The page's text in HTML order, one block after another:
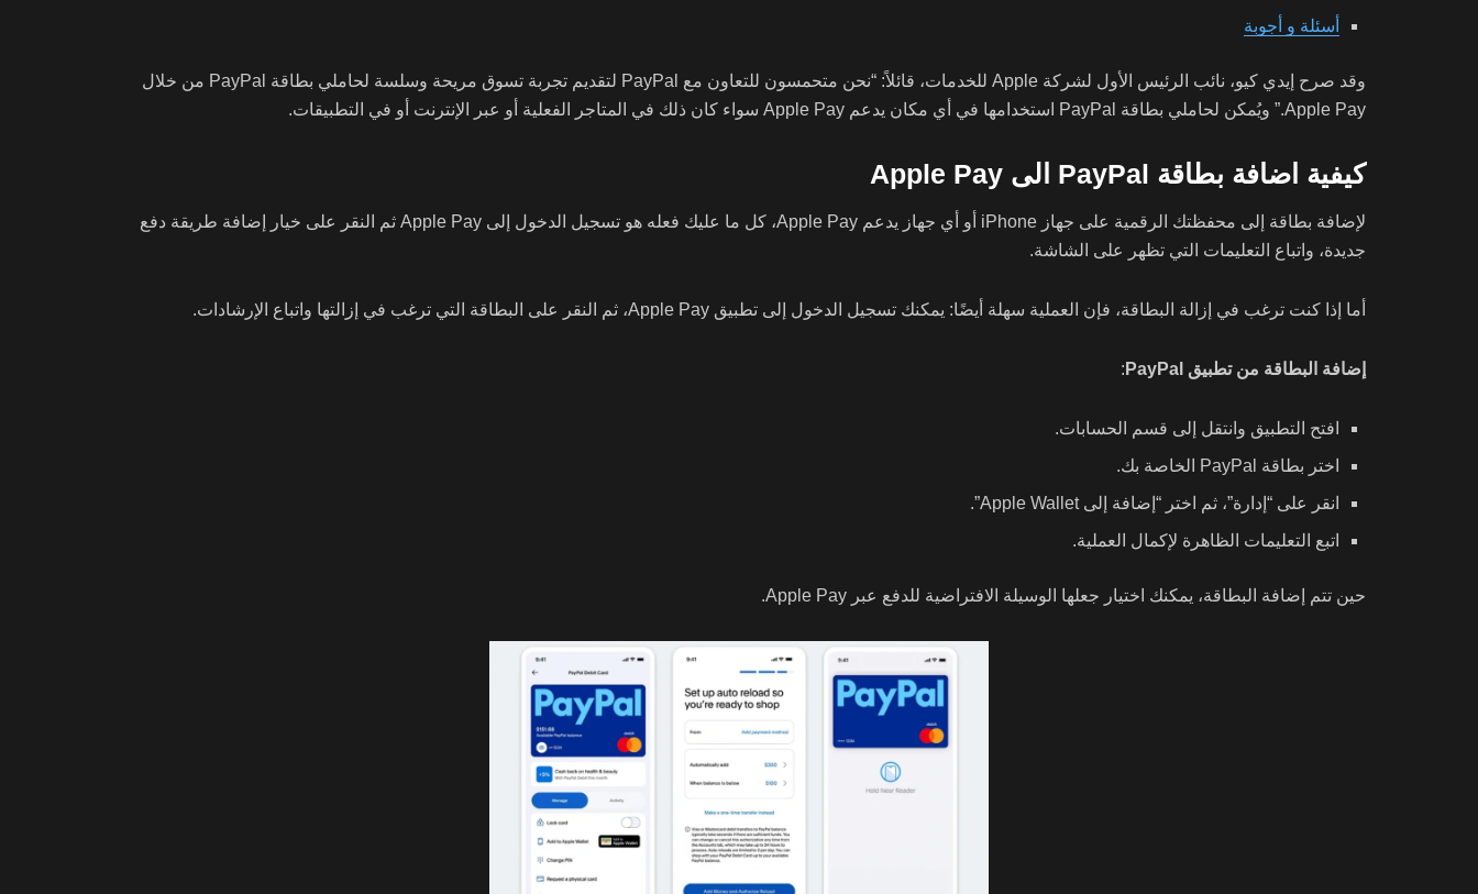
أسئلة و أجوبة
وقد صرح إيدي كيو، نائب الرئيس الأول لشركة Apple للخدمات، قائلاً: “نحن متحمسون للتعاون مع PayPal لتقديم تجربة تسوق مريحة وسلسة لحاملي بطاقة PayPal من خلال
Apple Pay.” ويُمكن لحاملي بطاقة PayPal استخدامها في أي مكان يدعم Apple Pay سواء كان ذلك في المتاجر الفعلية أو عبر الإنترنت أو في التطبيقات.
كيفية اضافة بطاقة PayPal الى Apple Pay
لإضافة بطاقة إلى محفظتك الرقمية على جهاز iPhone أو أي جهاز يدعم Apple Pay، كل ما عليك فعله هو تسجيل الدخول إلى Apple Pay ثم النقر على خيار إضافة طريقة دفع
جديدة، واتباع التعليمات التي تظهر على الشاشة.
أما إذا كنت ترغب في إزالة البطاقة، فإن العملية سهلة أيضًا: يمكنك تسجيل الدخول إلى تطبيق Apple Pay، ثم النقر على البطاقة التي ترغب في إزالتها واتباع الإرشادات.
إضافة البطاقة من تطبيق PayPal :
افتح التطبيق وانتقل إلى قسم الحسابات.
اختر بطاقة PayPal الخاصة بك.
انقر على “إدارة”، ثم اختر “إضافة إلى Apple Wallet”.
اتبع التعليمات الظاهرة لإكمال العملية.
حين تتم إضافة البطاقة، يمكنك اختيار جعلها الوسيلة الافتراضية للدفع عبر Apple Pay.